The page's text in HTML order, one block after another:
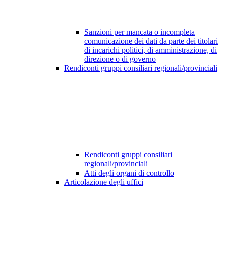
Sanzioni per mancata o incompleta
comunicazione dei dati da parte dei titolari
di incarichi politici, di amministrazione, di
direzione o di governo
Rendiconti gruppi consiliari regionali/provinciali
Rendiconti gruppi consiliari
regionali/provinciali
Atti degli organi di controllo
Articolazione degli uffici